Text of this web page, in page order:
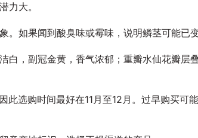
力大。
如果闻到酸臭味或霉味，说明鳞茎可能已变
，副冠金黄，香气浓郁；重瓣水仙花瓣层
选购时间最好在11月至12月。过早购买可